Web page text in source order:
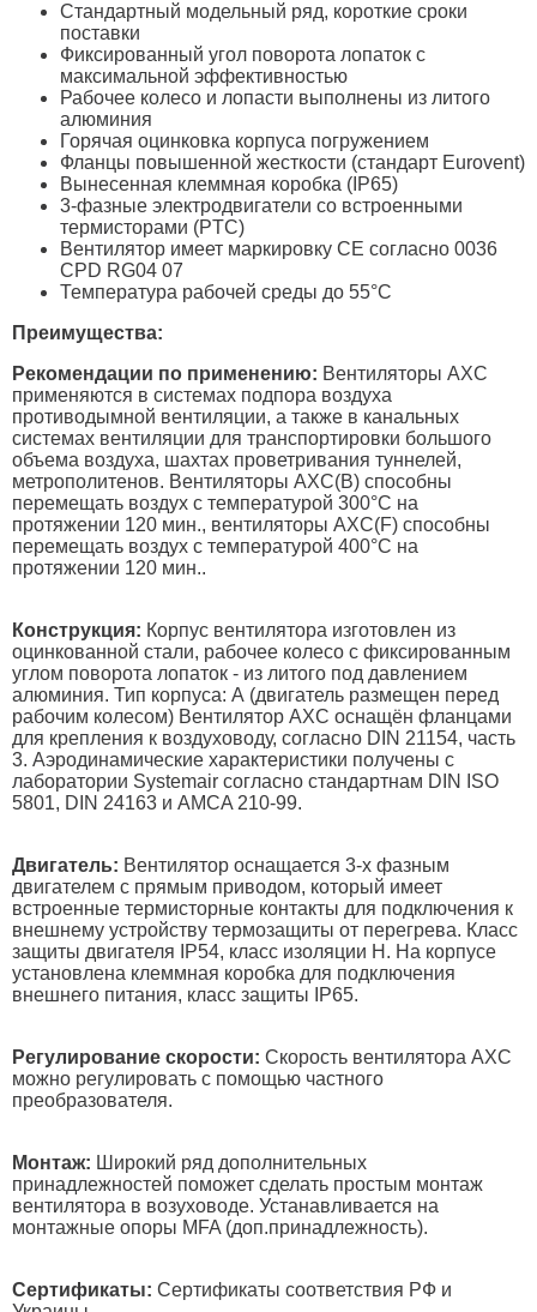
Стандартный модельный ряд, короткие сроки
поставки
Фиксированный угол поворота лопаток с
максимальной эффективностью
Рабочее колесо и лопасти выполнены из литого
алюминия
Горячая оцинковка корпуса погружением
Фланцы повышенной жесткости (стандарт Eurovent)
Вынесенная клеммная коробка (IP65)
3-фазные электродвигатели со встроенными
термисторами (PTC)
Вентилятор имеет маркировку СЕ согласно 0036
CPD RG04 07
Температура рабочей среды до 55°C
Преимущества:
Рекомендации по применению: Вентиляторы AXC
применяются в системах подпора воздуха
противодымной вентиляции, а также в канальных
системах вентиляции для транспортировки большого
объема воздуха, шахтах проветривания туннелей,
метрополитенов. Вентиляторы AXC(B) способны
перемещать воздух с температурой 300°С на
протяжении 120 мин., вентиляторы AXC(F) способны
перемещать воздух с температурой 400°С на
протяжении 120 мин..
Конструкция: Корпус вентилятора изготовлен из
оцинкованной стали, рабочее колесо с фиксированным
углом поворота лопаток - из литого под давлением
алюминия. Тип корпуса: А (двигатель размещен перед
рабочим колесом) Вентилятор AXC оснащён фланцами
для крепления к воздуховоду, согласно DIN 21154, часть
3. Аэродинамические характеристики получены с
лаборатории Systemair согласно стандартнам DIN ISO
5801, DIN 24163 и AMCA 210-99.
Двигатель: Вентилятор оснащается 3-х фазным
двигателем с прямым приводом, который имеет
встроенные термисторные контакты для подключения к
внешнему устройству термозащиты от перегрева. Класс
защиты двигателя IP54, класс изоляции Н. На корпусе
установлена клеммная коробка для подключения
внешнего питания, класс защиты IP65.
Регулирование скорости: Скорость вентилятора AXC
можно регулировать с помощью частного
преобразователя.
Монтаж: Широкий ряд дополнительных
принадлежностей поможет сделать простым монтаж
вентилятора в возуховоде. Устанавливается на
монтажные опоры MFA (доп.принадлежность).
Сертификаты: Сертификаты соответствия РФ и